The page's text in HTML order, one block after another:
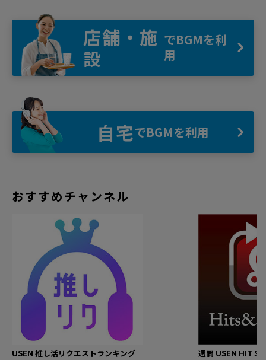
店舗・施
設
でBGMを利
用
自宅でBGMを利用
おすすめチャンネル
USEN 推し活リクエストランキング 週間 USEN HIT